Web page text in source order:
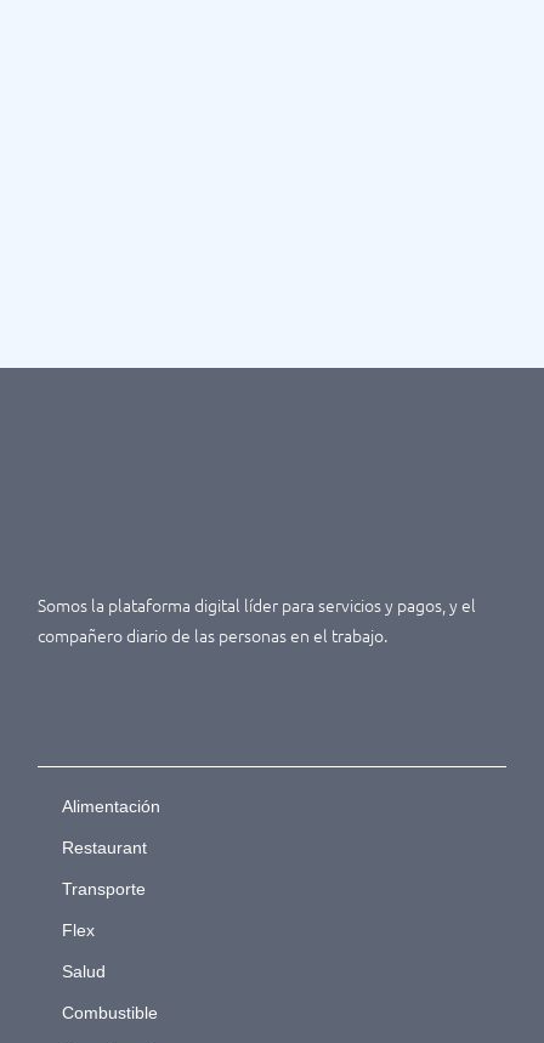
Somos la plataforma digital líder para servicios y pagos, y el
compañero diario de las personas en el trabajo.
Alimentación
Restaurant
Transporte
Flex
Salud
Combustible